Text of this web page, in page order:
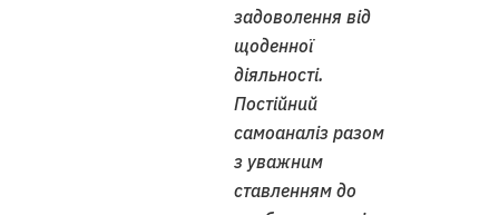
задоволення від
щоденної
діяльності.
Постійний
самоаналіз разом
з уважним
ставленням до